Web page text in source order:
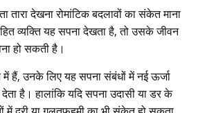
तारा देखना रोमांटिक बदलावों का संकेत माना
व्यक्ति यह सपना देखता है, तो उसके जीवन
हो सकती है।
में हैं, उनके लिए यह सपना संबंधों में नई ऊर्जा
है। हालांकि यदि सपना उदासी या डर के